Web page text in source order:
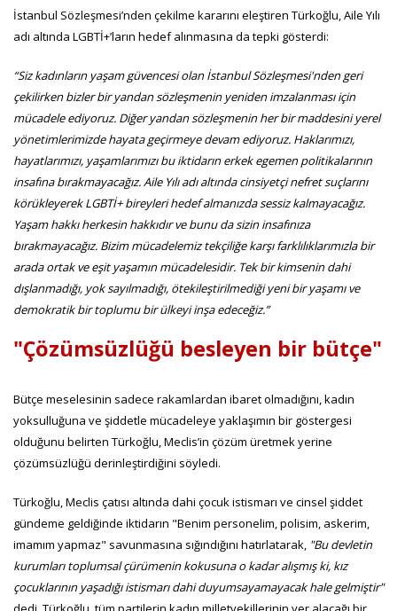
İstanbul Sözleşmesi’nden çekilme kararını eleştiren Türkoğlu, Aile Yılı
adı altında LGBTİ+’ların hedef alınmasına da tepki gösterdi:
“Siz kadınların yaşam güvencesi olan İstanbul Sözleşmesi'nden geri
çekilirken bizler bir yandan sözleşmenin yeniden imzalanması için
mücadele ediyoruz. Diğer yandan sözleşmenin her bir maddesini yerel
yönetimlerimizde hayata geçirmeye devam ediyoruz. Haklarımızı,
hayatlarımızı, yaşamlarımızı bu iktidarın erkek egemen politikalarının
insafına bırakmayacağız. Aile Yılı adı altında cinsiyetçi nefret suçlarını
körükleyerek LGBTİ+ bireyleri hedef almanızda sessiz kalmayacağız.
Yaşam hakkı herkesin hakkıdır ve bunu da sizin insafınıza
bırakmayacağız. Bizim mücadelemiz tekçiliğe karşı farklılıklarımızla bir
arada ortak ve eşit yaşamın mücadelesidir. Tek bir kimsenin dahi
dışlanmadığı, yok sayılmadığı, ötekileştirilmediği yeni bir yaşamı ve
demokratik bir toplumu bir ülkeyi inşa edeceğiz.”
"Çözümsüzlüğü besleyen bir bütçe"
Bütçe meselesinin sadece rakamlardan ibaret olmadığını, kadın
yoksulluğuna ve şiddetle mücadeleye yaklaşımın bir göstergesi
olduğunu belirten Türkoğlu, Meclis’in çözüm üretmek yerine
çözümsüzlüğü derinleştirdiğini söyledi.
Türkoğlu, Meclis çatısı altında dahi çocuk istismarı ve cinsel şiddet
gündeme geldiğinde iktidarın "Benim personelim, polisim, askerim,
imamım yapmaz" savunmasına sığındığını hatırlatarak, "Bu devletin
kurumları toplumsal çürümenin kokusuna o kadar alışmış ki, kız
çocuklarının yaşadığı istismarı dahi duyumsayamayacak hale gelmiştir"